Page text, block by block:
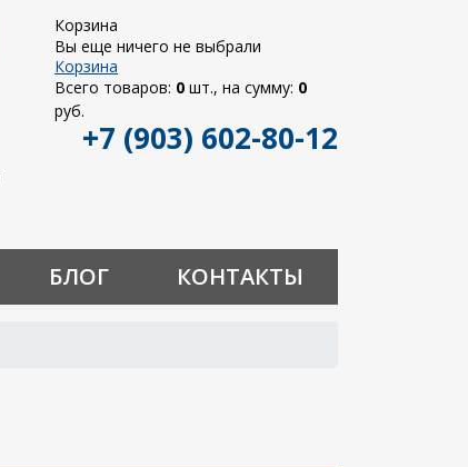
Корзина
Вы еще ничего не выбрали
Корзина
Всего товаров: 0 шт., на сумму: 0
руб.
+7 (903) 602-80-12
БЛОГ КОНТАКТЫ